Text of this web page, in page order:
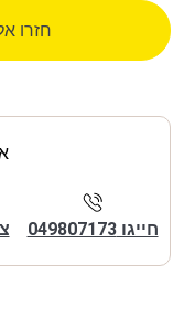
חזרו
חייגו 049807173